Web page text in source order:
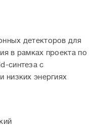
детекторов для
в рамках проекта по
синтеза с
низких энергиях